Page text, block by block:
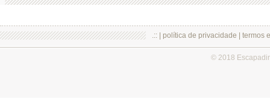
.:: | política de privacidade termos
© 2018